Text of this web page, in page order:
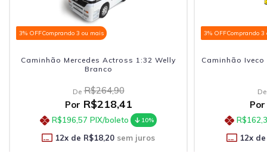
3% OFFComprando 3 ou mais
Caminhão Mercedes Actross 1:32 Welly
Branco
De R$264,90
Por R$218,41
R$196,57 PIX/boleto 10%
12x de R$18,20 sem juros
3% OFFComprando 3
Caminhão
De
Por
12x de